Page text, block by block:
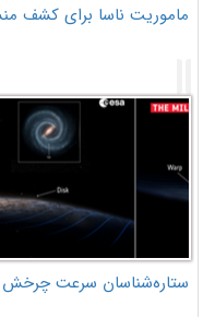
ماموریت ناسا برای کشف
ستاره‌شناسان سرعت چرخش